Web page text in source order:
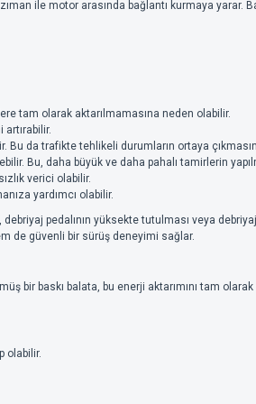
ile motor arasında bağlantı kurmaya yarar.
tam olarak aktarılmamasına neden olabilir.
da trafikte tehlikeli durumların ortaya
Bu, daha büyük ve daha pahalı tamirlerin
verici olabilir.
yardımcı olabilir.
pedalının yüksekte tutulması veya
de güvenli bir sürüş deneyimi sağlar.
bir baskı balata, bu enerji aktarımını tam
olabilir.